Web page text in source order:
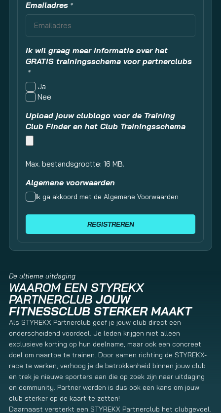
Emailadres *
Ik wil graag meer informatie over het
GRATIS trainingsschema voor partnerclubs
*
Ja
Nee
Upload jouw clublogo voor de Training
Club Finder en het Club Trainingsschema
Max. bestandsgrootte: 16 MB.
Algemene voorwaarden
Ik ga akkoord met de Algemene Voorwaarden
De ultieme uitdaging
WAAROM EEN STYREKX
PARTNERCLUB JOUW
FITNESSCLUB STERKER MAAKT
Als STYREKX Partnerclub geef je jouw club direct een
onderscheidend voordeel. Je leden krijgen niet alleen
exclusieve korting op hun deelname, maar ook een concreet
doel om naartoe te trainen. Door samen richting de STYREKX-
race te werken, verhoog je de betrokkenheid binnen jouw club
en trek je nieuwe sporters aan die op zoek zijn naar uitdaging
en community. Partner worden is dus ook een kans om jouw
club sterker op de kaart te zetten!
Daarnaast versterkt een STYREKX Partnerclub het clubgevoel.